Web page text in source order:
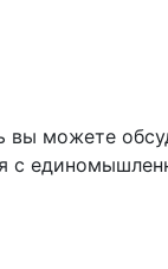
можете
с